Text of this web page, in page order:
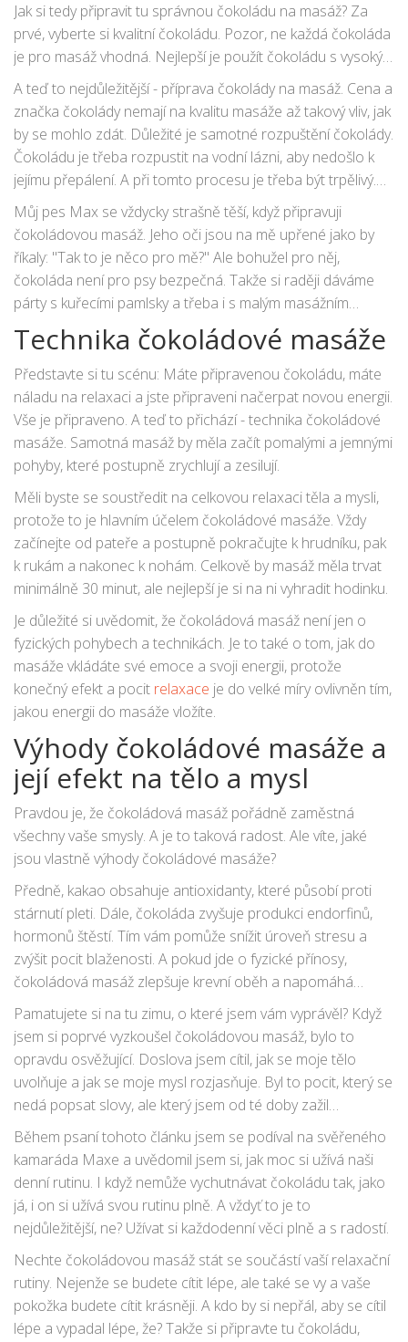
Jak si tedy připravit tu správnou čokoládu na masáž? Za
prvé, vyberte si kvalitní čokoládu. Pozor, ne každá čokoláda
je pro masáž vhodná. Nejlepší je použít čokoládu s vysokým
obsahem kakaa, nejlépe nad 70 %.
A teď to nejdůležitější - příprava čokolády na masáž. Cena a
značka čokolády nemají na kvalitu masáže až takový vliv, jak
by se mohlo zdát. Důležité je samotné rozpuštění čokolády.
Čokoládu je třeba rozpustit na vodní lázni, aby nedošlo k
jejímu přepálení. A při tomto procesu je třeba být trpělivý.
Čokoládu je třeba míchat pomalu a neustále sledovat její
teplotu. Optimalizovat teplotu čokolády je klíčové, jelikož
pokud je čokoláda příliš horká, může způsobit nepohodlí,
zatímco pokud je příliš chladná, nemůže se správně
roztáhnout a absorbovat do kůže.
Můj pes Max se vždycky strašně těší, když připravuji
čokoládovou masáž. Jeho oči jsou na mě upřené jako by
říkaly: "Tak to je něco pro mě?" Ale bohužel pro něj,
čokoláda není pro psy bezpečná. Takže si raději dáváme
párty s kuřecími pamlsky a třeba i s malým masážním
zážitkem pro něj. Ale žádná čokoláda, Maxiku!
Technika čokoládové masáže
Představte si tu scénu: Máte připravenou čokoládu, máte
náladu na relaxaci a jste připraveni načerpat novou energii.
Vše je připraveno. A teď to přichází - technika čokoládové
masáže. Samotná masáž by měla začít pomalými a jemnými
pohyby, které postupně zrychlují a zesilují.
Měli byste se soustředit na celkovou relaxaci těla a mysli,
protože to je hlavním účelem čokoládové masáže. Vždy
začínejte od pateře a postupně pokračujte k hrudníku, pak
k rukám a nakonec k nohám. Celkově by masáž měla trvat
minimálně 30 minut, ale nejlepší je si na ni vyhradit hodinku.
Je důležité si uvědomit, že čokoládová masáž není jen o
fyzických pohybech a technikách. Je to také o tom, jak do
masáže vkládáte své emoce a svoji energii, protože
konečný efekt a pocit relaxace je do velké míry ovlivněn tím,
jakou energii do masáže vložíte.
Výhody čokoládové masáže a
její efekt na tělo a mysl
Pravdou je, že čokoládová masáž pořádně zaměstná
všechny vaše smysly. A je to taková radost. Ale víte, jaké
jsou vlastně výhody čokoládové masáže?
Předně, kakao obsahuje antioxidanty, které působí proti
stárnutí pleti. Dále, čokoláda zvyšuje produkci endorfinů,
hormonů štěstí. Tím vám pomůže snížit úroveň stresu a
zvýšit pocit blaženosti. A pokud jde o fyzické přínosy,
čokoládová masáž zlepšuje krevní oběh a napomáhá
eliminaci toxinů z těla. A jaký je na to důkaz? Moje vlastní
zkušenost a zkušenosti mnoha lidí, které znám.
Pamatujete si na tu zimu, o které jsem vám vyprávěl? Když
jsem si poprvé vyzkoušel čokoládovou masáž, bylo to
opravdu osvěžující. Doslova jsem cítil, jak se moje tělo
uvolňuje a jak se moje mysl rozjasňuje. Byl to pocit, který se
nedá popsat slovy, ale který jsem od té doby zažil
mnohokrát. A víte, co je na tom nejlepší? Že ten pocit
můžete zažít i vy. Jediné, co potřebujete, je kousek času a
trochu čokolády. A pak se můžete ponořit do světa
čokoládové masáže a užít si její přínosy naplno.
Během psaní tohoto článku jsem se podíval na svěřeného
kamaráda Maxe a uvědomil jsem si, jak moc si užívá naši
denní rutinu. I když nemůže vychutnávat čokoládu tak, jako
já, i on si užívá svou rutinu plně. A vždyť to je to
nejdůležitější, ne? Užívat si každodenní věci plně a s radostí.
Nechte čokoládovou masáž stát se součástí vaší relaxační
rutiny. Nejenže se budete cítit lépe, ale také se vy a vaše
pokožka budete cítit krásněji. A kdo by si nepřál, aby se cítil
lépe a vypadal lépe, že? Takže si připravte tu čokoládu,